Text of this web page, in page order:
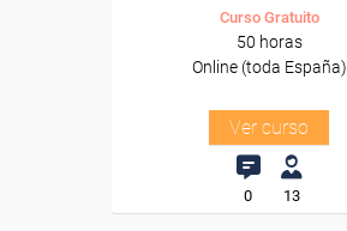
Curso Gratuito
50 horas
Online (toda España)
Ver curso
0 13